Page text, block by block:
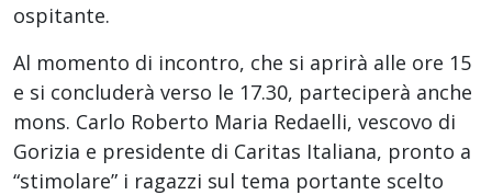
ospitante.
Al momento di incontro, che si aprirà alle ore 15
e si concluderà verso le 17.30, parteciperà anche
mons. Carlo Roberto Maria Redaelli, vescovo di
Gorizia e presidente di Caritas Italiana, pronto a
“stimolare” i ragazzi sul tema portante scelto